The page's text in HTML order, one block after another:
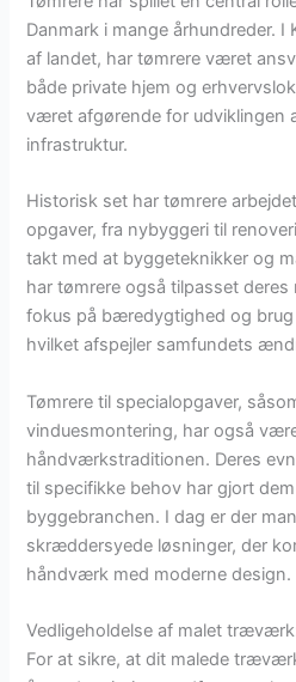
Danmark i mange århundreder. I
af landet, har tømrere været
både private hjem og
været afgørende for udviklingen
infrastruktur.
Historisk set har tømrere
opgaver, fra nybyggeri til
takt med at byggeteknikker og
har tømrere også tilpasset deres
fokus på bæredygtighed og
hvilket afspejler samfundets
Tømrere til specialopgaver,
vinduesmontering, har også
håndværkstraditionen. Deres
til specifikke behov har gjort
byggebranchen. I dag er der
skræddersyede løsninger, der
håndværk med moderne design.
Vedligeholdelse af malet
For at sikre, at dit malede